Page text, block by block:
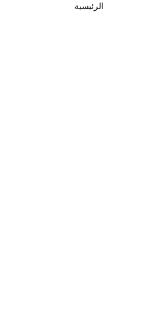
الرئيسية